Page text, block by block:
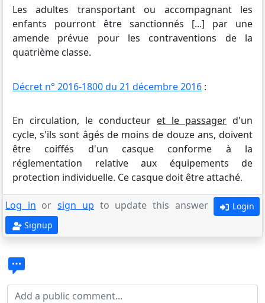
Les adultes transportant ou accompagnant les
enfants pourront être sanctionnés [...] par une
amende prévue pour les contraventions de la
quatrième classe.
Décret n° 2016-1800 du 21 décembre 2016 :
En circulation, le conducteur et le passager d'un
cycle, s'ils sont âgés de moins de douze ans, doivent
être coiffés d'un casque conforme à la
réglementation relative aux équipements de
protection individuelle. Ce casque doit être attaché.
Log in orsign up to update this answer
Login
Signup